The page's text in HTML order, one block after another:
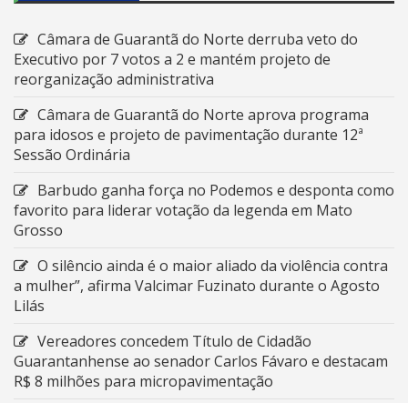
Câmara de Guarantã do Norte derruba veto do
Executivo por 7 votos a 2 e mantém projeto de
reorganização administrativa
Câmara de Guarantã do Norte aprova programa
para idosos e projeto de pavimentação durante 12ª
Sessão Ordinária
Barbudo ganha força no Podemos e desponta como
favorito para liderar votação da legenda em Mato
Grosso
O silêncio ainda é o maior aliado da violência contra
a mulher”, afirma Valcimar Fuzinato durante o Agosto
Lilás
Vereadores concedem Título de Cidadão
Guarantanhense ao senador Carlos Fávaro e destacam
R$ 8 milhões para micropavimentação